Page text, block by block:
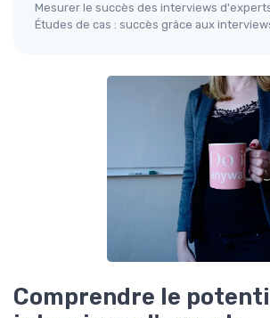
Mesurer le succès des interviews
Études de cas : succès grâce aux
Comprendre le